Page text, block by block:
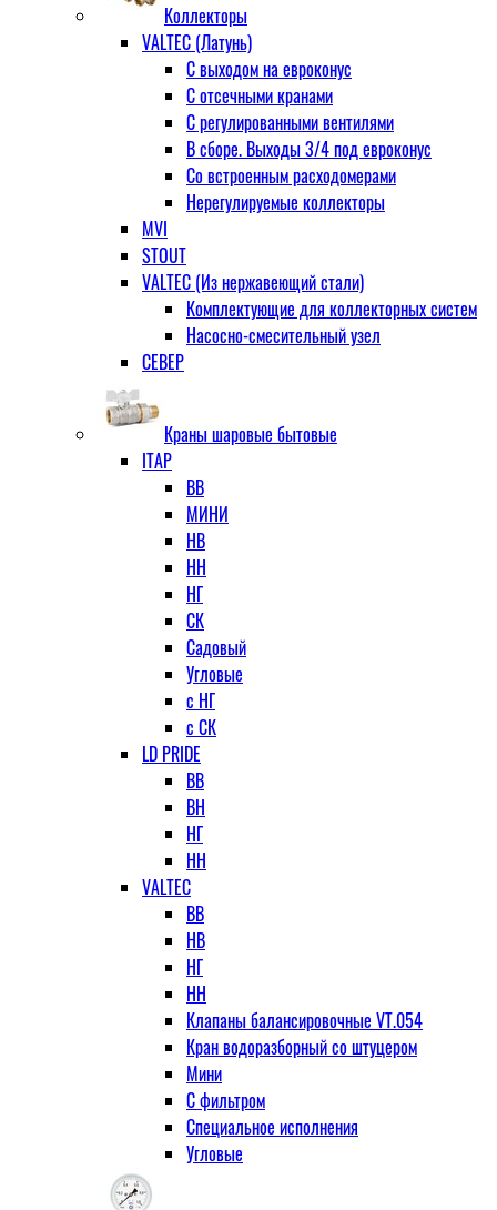
Коллекторы
VALTEC (Латунь)
С выходом на евроконус
С отсечными кранами
С регулированными вентилями
В сборе. Выходы 3/4 под евроконус
Со встроенным расходомерами
Нерегулируемые коллекторы
MVI
STOUT
VALTEC (Из нержавеющий стали)
Комплектующие для коллекторных систем
Насосно-смесительный узел
СЕВЕР
Краны шаровые бытовые
ITAP
ВВ
МИНИ
НВ
НН
НГ
СК
Садовый
Угловые
с НГ
с СК
LD PRIDE
ВВ
ВН
НГ
НН
VALTEC
ВВ
НВ
НГ
НН
Клапаны балансировочные VT.054
Кран водоразборный со штуцером
Мини
С фильтром
Специальное исполнения
Угловые